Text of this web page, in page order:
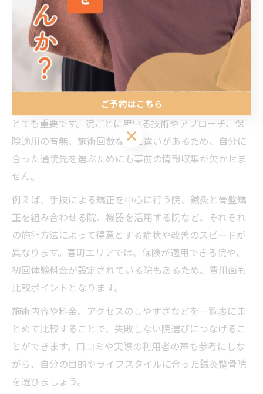
整骨院A 手技＋機器
整骨院B
鍼灸＋骨盤矯正
初回体験1,800円
整骨院C
骨盤矯正専門 3,000円/回
福岡県福岡市博多区春町で姿勢改善を目指す際、骨盤矯
正に強い鍼灸整骨院の施術内容や特徴を比較することは
とても重要です。院ごとに用いる技術やアプローチ、保
険適用の有無、施術回数などに違いがあるため、自分に
合った通院先を選ぶためにも事前の情報収集が欠かせま
せん。
例えば、手技による矯正を中心に行う院、鍼灸と骨盤矯
正を組み合わせる院、機器を活用する院など、それぞれ
の施術方法によって得意とする症状や改善のスピードが
異なります。春町エリアでは、保険が適用できる院や、
初回体験料金が設定されている院もあるため、費用面も
比較ポイントとなります。
施術内容や料金、アクセスのしやすさなどを一覧表にま
とめて比較することで、失敗しない院選びにつなげるこ
とができます。口コミや実際の利用者の声も参考にしな
がら、自分の目的やライフスタイルに合った鍼灸整骨院
を選びましょう。
ご予約はこちら
ご予約はこちら